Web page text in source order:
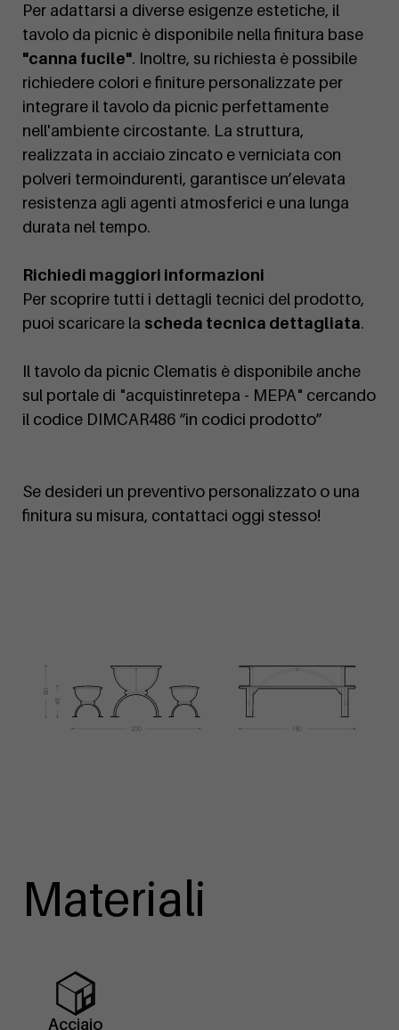
Per adattarsi a diverse esigenze estetiche, il
tavolo da picnic è disponibile nella finitura base
"canna fucile". Inoltre, su richiesta è possibile
richiedere colori e finiture personalizzate per
integrare il tavolo da picnic perfettamente
nell'ambiente circostante. La struttura,
realizzata in acciaio zincato e verniciata con
polveri termoindurenti, garantisce un’elevata
resistenza agli agenti atmosferici e una lunga
durata nel tempo.
Richiedi maggiori informazioni
Per scoprire tutti i dettagli tecnici del prodotto,
puoi scaricare la scheda tecnica dettagliata.
Il tavolo da picnic Clematis è disponibile anche
sul portale di "acquistinretepa - MEPA" cercando
il codice DIMCAR486 “in codici prodotto”
Se desideri un preventivo personalizzato o una
finitura su misura, contattaci oggi stesso!
Materiali
Acciaio